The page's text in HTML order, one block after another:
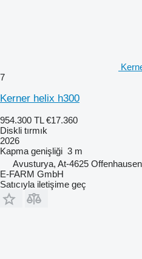
7
Kerner helix h300
954.300 TL €17.360
Diskli tırmık
2026
Kapma genişliği 3 m
Avusturya, At-4625 Offenhausen
E-FARM GmbH
Satıcıyla iletişime geç